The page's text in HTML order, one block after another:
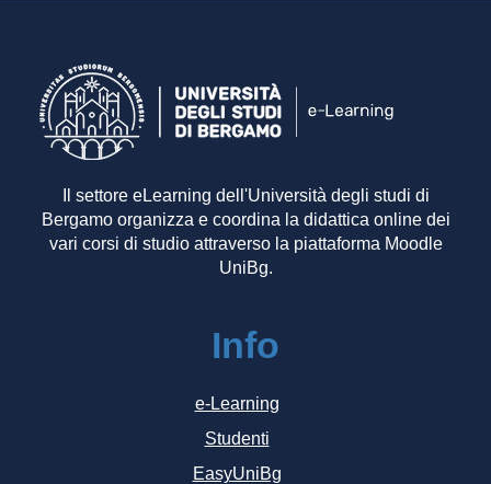
Il settore eLearning dell'Università degli studi di
Bergamo organizza e coordina la didattica online dei
vari corsi di studio attraverso la piattaforma Moodle
UniBg.
Info
e-Learning
Studenti
EasyUniBg